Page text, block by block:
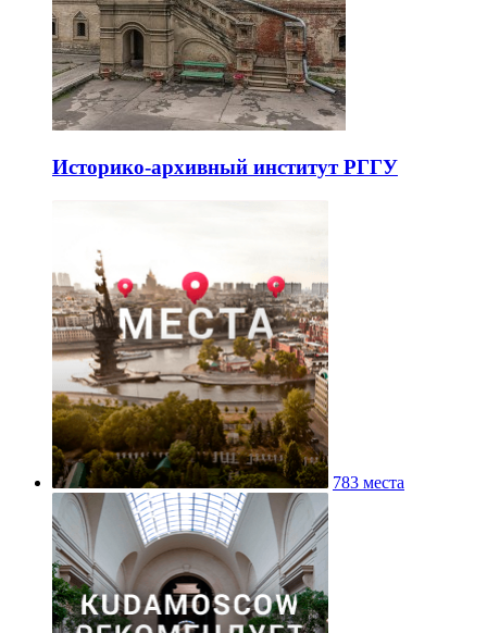
Историко-архивный институт РГГУ
783 места